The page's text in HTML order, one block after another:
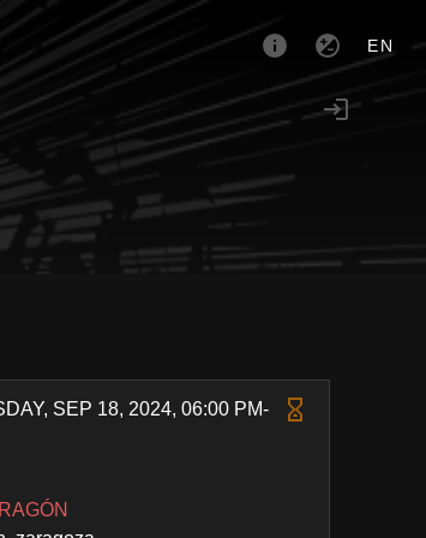
EN
SEP 18, 2024, 06:00 PM-